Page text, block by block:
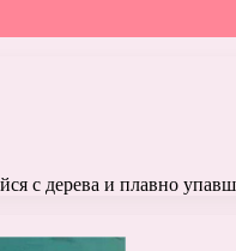
с дерева и плавно